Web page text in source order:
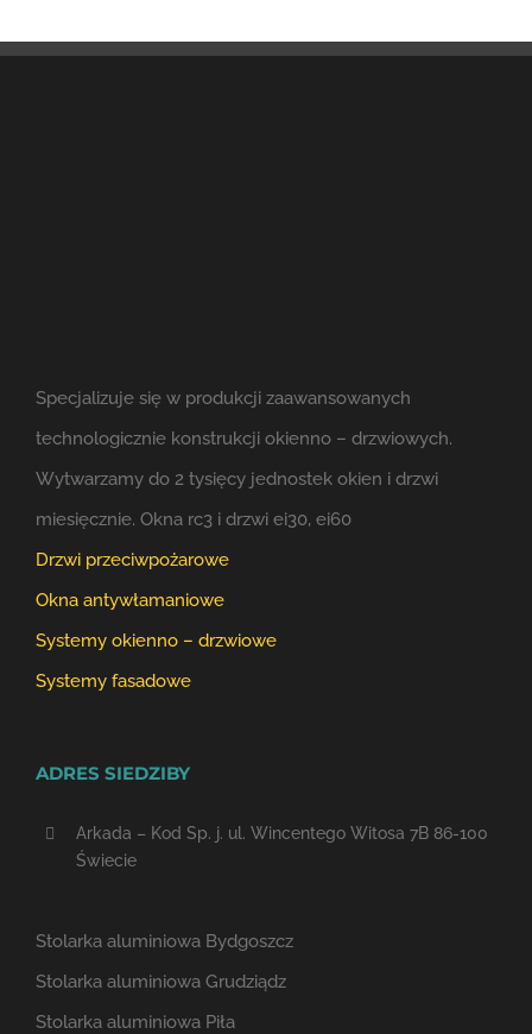
Specjalizuje się w produkcji zaawansowanych
technologicznie konstrukcji okienno – drzwiowych.
Wytwarzamy do 2 tysięcy jednostek okien i drzwi
miesięcznie. Okna rc3 i drzwi ei30, ei60
Drzwi przeciwpożarowe
Okna antywłamaniowe
Systemy okienno – drzwiowe
Systemy fasadowe
ADRES SIEDZIBY
Arkada – Kod Sp. j. ul. Wincentego Witosa 7B 86-100
Świecie
Stolarka aluminiowa Bydgoszcz
Stolarka aluminiowa Grudziądz
Stolarka aluminiowa Piła